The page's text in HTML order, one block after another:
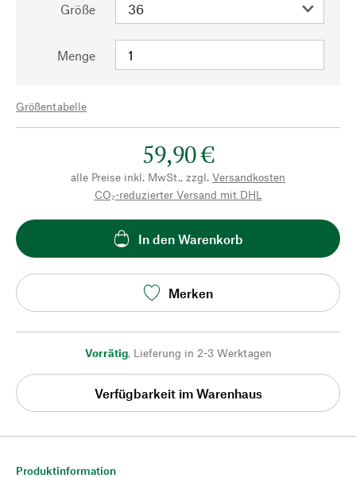
Größe
Menge
Größentabelle
59,90 €
alle Preise inkl. MwSt., zzgl. Versandkosten
CO₂-reduzierter Versand mit DHL
In den Warenkorb
Merken
Vorrätig, Lieferung in 2-3 Werktagen
Verfügbarkeit im Warenhaus
Produktinformation